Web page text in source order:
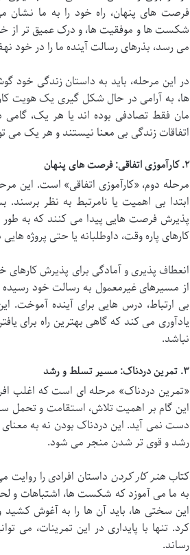
فرصت های پنهان، راه خود را به ما نشان
شکست ها و موفقیت ها، و درک عمیق تر از
می رسد، بذرهای رسالت آینده ما را در خود
در این مرحله، باید به داستان زندگی خود
ها، به آرامی در حال شکل گیری یک هویت
مان فقط تصادفی بوده اند یا هر یک،
اتفاقات زندگی بی معنا نیستند و هر یک می
۲. کارآموزی اتفاقی: فرصت های پنهان
مرحله دوم، «کارآموزی اتفاقی» است. این
ابتدا بی اهمیت یا نامرتبط به نظر برسند.
پذیرش فرصت هایی پیدا می کنند که به طور
کارهای پاره وقت، داوطلبانه یا حتی پروژه
انعطاف پذیری و آمادگی برای پذیرش کارهای
از مسیرهای غیرمعمول به رسالت خود
بی ارتباط، درس هایی برای آینده آموخت.
یادآوری می کند که گاهی بهترین راه
نباشد.
۳. تمرین دردناک: مسیر تسلط و رشد
«تمرین دردناک» مرحله ای است که اغلب
این گام بر اهمیت تلاش، استقامت و تحمل
دست نمی آید. این دردناک بودن نه به
رشد و قوی تر شدن منجر می شود.
کتابهنر کار کردن داستان افرادی را
به ما می آموزد که شکست ها، اشتباهات و
این سختی ها، باید آن ها را به آغوش کشید
کرد. تنها با پایداری در این تمرینات،
رساند.